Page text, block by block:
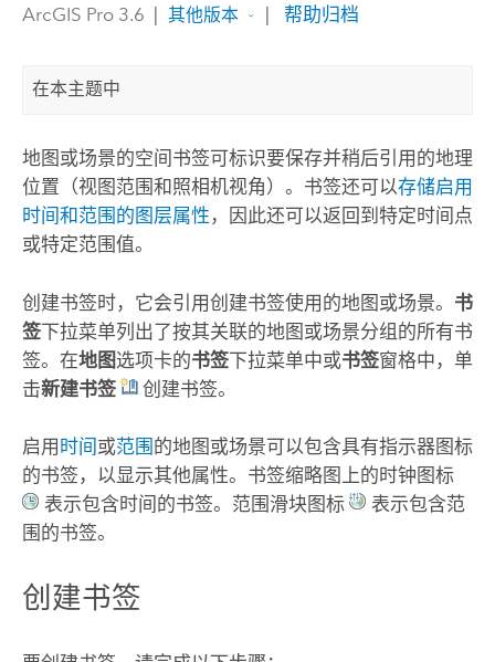
ArcGIS Pro 3.6 | 其他版本 | 帮助归档
在本主题中
地图或场景的空间书签可标识要保存并稍后引用的地理
位置（视图范围和照相机视角）。书签还可以存储启用
时间和范围的图层属性 ，因此还可以返回到特定时间点
或特定范围值。
创建书签时，它会引用创建书签使用的地图或场景。 书
签下拉菜单列出了按其关联的地图或场景分组的所有书
签。在地图选项卡的书签下拉菜单中或书签窗格中，单
击新建书签 创建书签。
启用 时间 或范围 的地图或场景可以包含具有指示器图标
的书签，以显示其他属性。书签缩略图上的时钟图标
表示包含时间的书签。范围滑块图标
表示包含范
围的书签。
创建书签